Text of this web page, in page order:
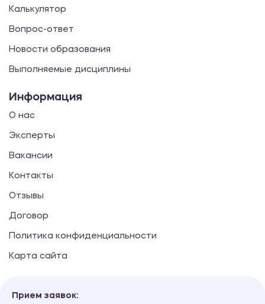
Калькулятор
Вопрос-ответ
Новости образования
Выполняемые дисциплины
Информация
О нас
Эксперты
Вакансии
Контакты
Отзывы
Договор
Политика конфиденциальности
Карта сайта
Прием заявок: